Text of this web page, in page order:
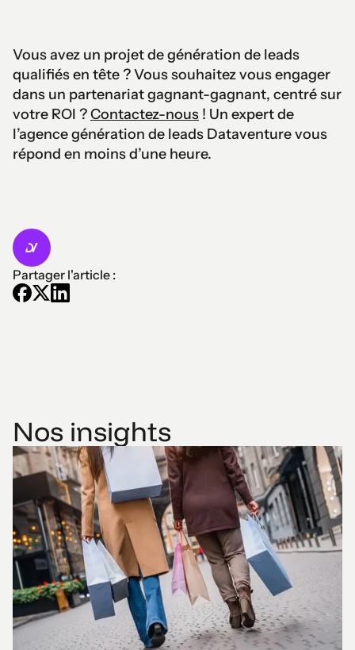
Vous avez un projet de génération de leads
qualifiés en tête ? Vous souhaitez vous engager
dans un partenariat gagnant-gagnant, centré sur
votre ROI ?Contactez-nous ! Un expert de
l’agence génération de leads Dataventure vous
répond en moins d’une heure.
Partager l'article :
Nos insights